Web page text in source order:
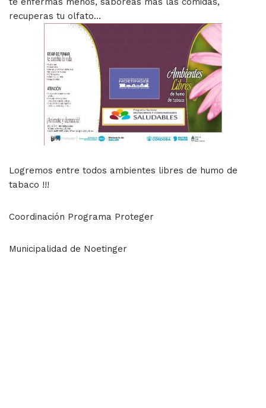
recuperas tu olfato…
Logremos entre todos ambientes libres de humo de
tabaco !!!
Coordinación Programa Proteger
Municipalidad de Noetinger